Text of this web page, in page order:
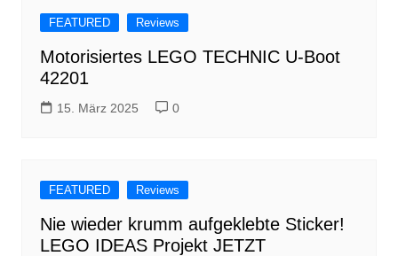
FEATURED Reviews
Motorisiertes LEGO TECHNIC U-Boot
42201
15. März 2025 0
FEATURED Reviews
Nie wieder krumm aufgeklebte Sticker!
LEGO IDEAS Projekt JETZT